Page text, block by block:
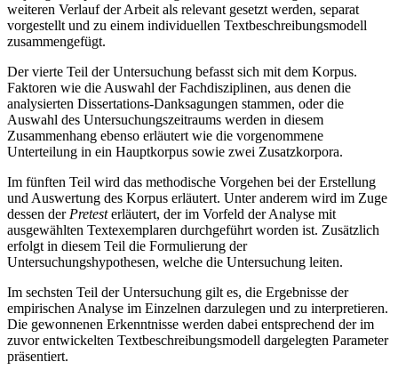
weiteren Verlauf der Arbeit als relevant gesetzt werden, separat
vorgestellt und zu einem individuellen Textbeschreibungsmodell
zusammengefügt.
Der vierte Teil der Untersuchung befasst sich mit dem Korpus.
Faktoren wie die Auswahl der Fachdisziplinen, aus denen die
analysierten Dissertations-Danksagungen stammen, oder die
Auswahl des Untersuchungszeitraums werden in diesem
Zusammenhang ebenso erläutert wie die vorgenommene
Unterteilung in ein Hauptkorpus sowie zwei Zusatzkorpora.
Im fünften Teil wird das methodische Vorgehen bei der Erstellung
und Auswertung des Korpus erläutert. Unter anderem wird im Zuge
dessen der Pretesterläutert, der im Vorfeld der Analyse mit
ausgewählten Textexemplaren durchgeführt worden ist. Zusätzlich
erfolgt in diesem Teil die Formulierung der
Untersuchungshypothesen, welche die Untersuchung leiten.
Im sechsten Teil der Untersuchung gilt es, die Ergebnisse der
empirischen Analyse im Einzelnen darzulegen und zu interpretieren.
Die gewonnenen Erkenntnisse werden dabei entsprechend der im
zuvor entwickelten Textbeschreibungsmodell dargelegten Parameter
präsentiert.